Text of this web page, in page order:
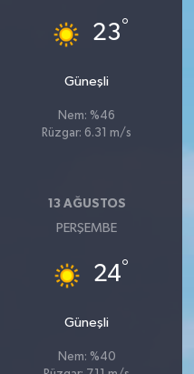
23°
Güneşli
Nem: %46
Rüzgar: 6.31 m/s
13 AĞUSTOS
PERŞEMBE
24°
Güneşli
Nem: %40